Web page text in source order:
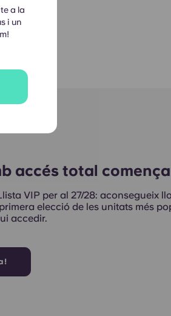
a la
i un
accés total
VIP per al 27/28: aconsegueix
elecció de les unitats més
accedir.